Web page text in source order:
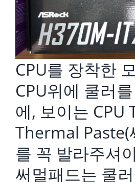
CPU를 장착한
CPU위에 쿨러
에, 보이는 CPU
Thermal Paste(
를 꼭 발라주셔
써멀패드는 쿨